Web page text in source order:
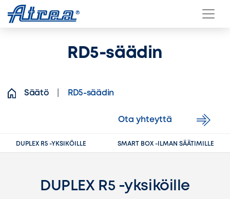
Přeskočit na obsah
RD5-säädin
Säätö RD5-säädin
Ota yhteyttä
DUPLEX R5 -YKSIKÖILLE SMART BOX -ILMAN SÄÄTIMILLE
DUPLEX R5 -yksiköille